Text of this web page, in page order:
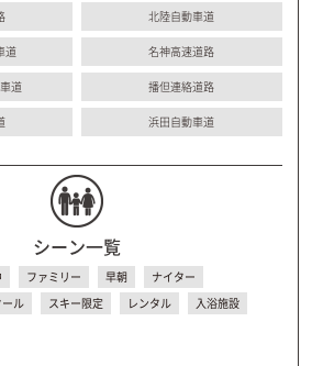
北陸自動車道
道 名神高速道路
道 播但連絡道路
浜田自動車道
シーン一覧
ファミリー 早朝
ナイター
ール スキー限定 レンタル
入浴施設